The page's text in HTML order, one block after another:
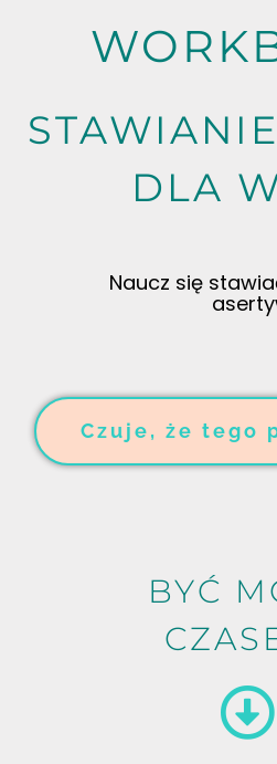
DLA
Naucz się
Czuje, że tego
BYĆ